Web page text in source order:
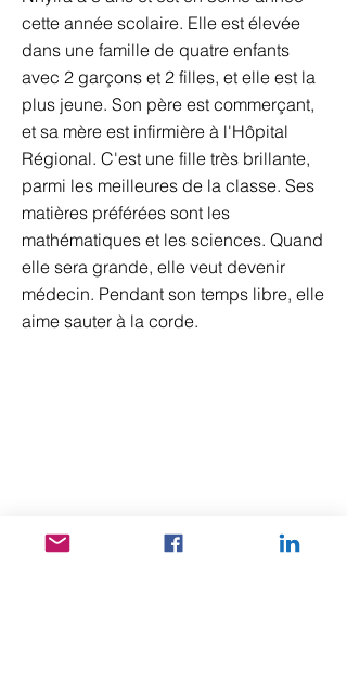
cette année scolaire. Elle est élevée
dans une famille de quatre enfants
avec 2 garçons et 2 filles, et elle est la
plus jeune. Son père est commerçant,
et sa mère est infirmière à l'Hôpital
Régional. C'est une fille très brillante,
parmi les meilleures de la classe. Ses
matières préférées sont les
mathématiques et les sciences. Quand
elle sera grande, elle veut devenir
médecin. Pendant son temps libre, elle
aime sauter à la corde.